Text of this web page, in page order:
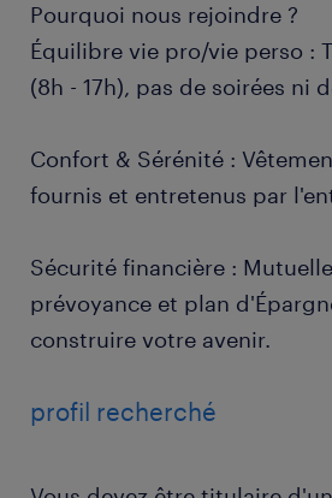
Pourquoi nous rejoindre ?
Équilibre vie pro/vie perso :
(8h - 17h), pas de soirées ni
Confort & Sérénité :
fournis et entretenus par
Sécurité financière :
prévoyance et plan
construire votre avenir.
profil recherché